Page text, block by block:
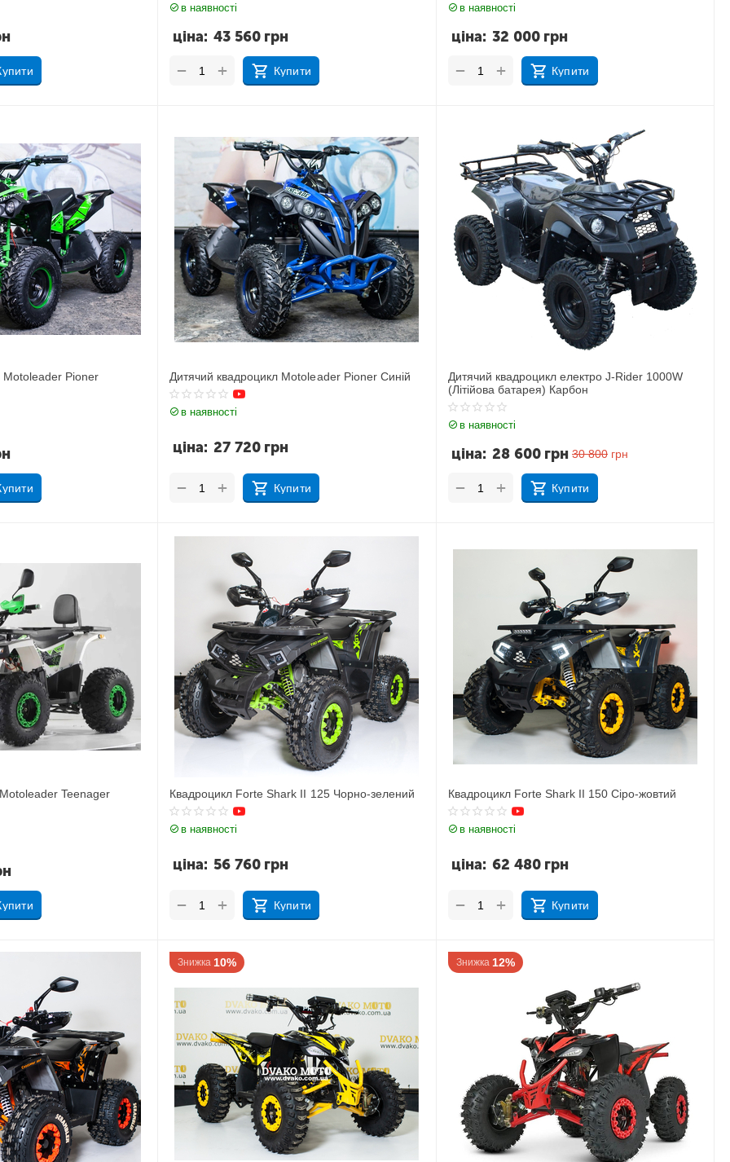
в наявності
43 560 грн
ціна:
Купити
+
−
в наявності
32 000 грн
ціна:
Купити
+
−
Motoleader Pioner
Дитячий квадроцикл Motoleader Pioner Синій
в наявності
27 720 грн
ціна:
Купити
+
−
Дитячий квадроцикл електро J-Rider 1000W
(Літійова батарея) Карбон
в наявності
30 800 грн
28 600 грн
ціна:
Купити
+
−
Teenager
Квадроцикл Forte Shark II 125 Чорно-зелений
в наявності
56 760 грн
ціна:
Купити
+
−
Квадроцикл Forte Shark II 150 Сіро-жовтий
в наявності
62 480 грн
ціна:
Купити
+
−
Знижка 10% Знижка 12%